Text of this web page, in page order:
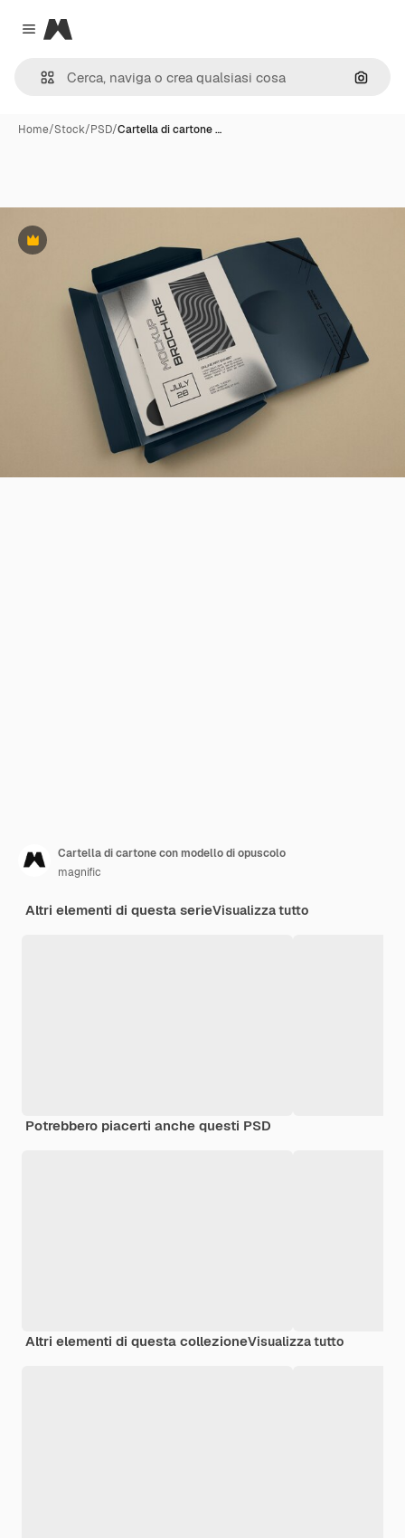
Close menu
Magnific
Cerca
Home/Stock/PSD/Cartella di cartone …
Premium
Cartella di cartone con modello di opuscolo
magnific
Altri elementi di questa serieVisualizza tutto
Potrebbero piacerti anche questi PSD
Altri elementi di questa collezioneVisualizza tutto